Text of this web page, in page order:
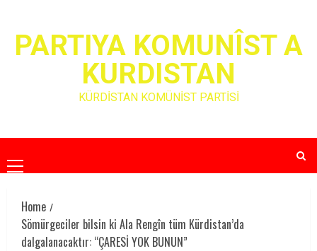
contentPARTIYA KOMUNÎST A
KURDISTAN
KÜRDİSTAN KOMÜNİST PARTİSİ
Primary
Menu
Home
Sömürgeciler bilsin ki Ala Rengîn tüm Kürdistan’da
dalgalanacaktır: “ÇARESİ YOK BUNUN”